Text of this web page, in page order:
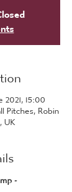
15:00
Pitches, Robin
UK
-